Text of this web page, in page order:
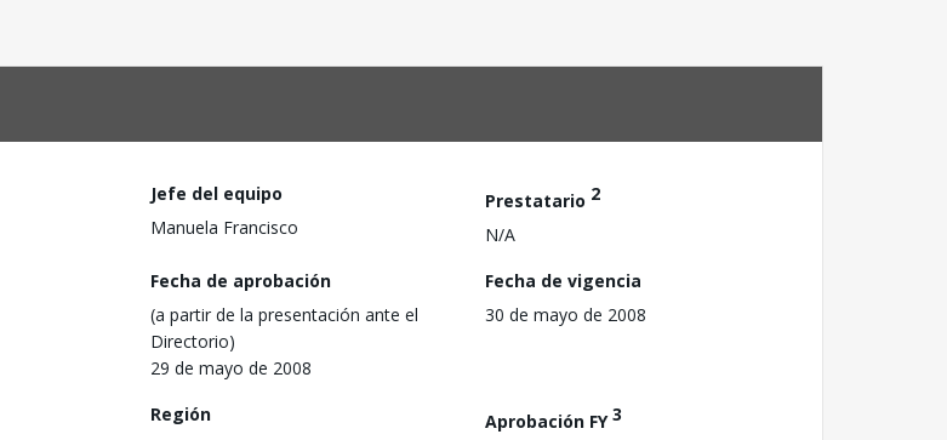
Jefe del equipo
Manuela Francisco
Prestatario 2
N/A
Fecha de aprobación
(a partir de la presentación ante el
Directorio)
29 de mayo de 2008
Fecha de vigencia
30 de mayo de 2008
Región
Aprobación FY3